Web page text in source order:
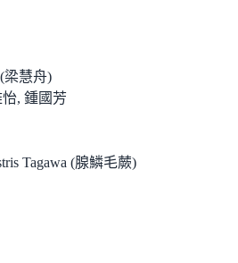
梁慧舟)
, 鍾國芳
Tagawa (腺鱗毛蕨)